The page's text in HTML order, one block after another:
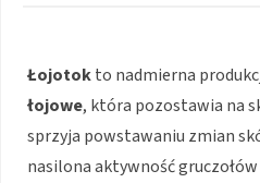
Łojotokto nadmierna
łojowe, która pozostawia na
sprzyja powstawaniu zmian
nasilona aktywność